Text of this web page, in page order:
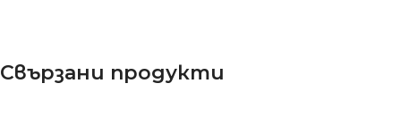
Свързани продукти